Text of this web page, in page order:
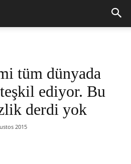
tüm dünyada
ediyor. Bu
derdi yok
2015